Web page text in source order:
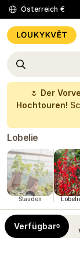
Österreich €
🌷 Der
Hochtouren!
Lobelie
Stauden
Verfügbar0